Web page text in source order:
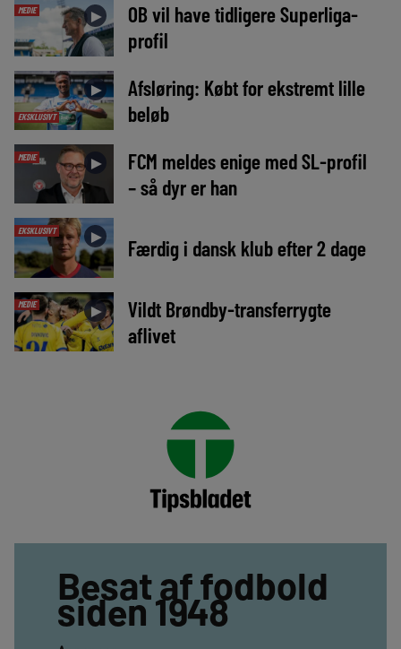
MEDIE ►
OB vil have tidligere Superliga-
profil
EKSKLUSIVT
►
Afsløring: Købt for ekstremt lille
beløb
MEDIE ►
FCM meldes enige med SL-profil
– så dyr er han
EKSKLUSIVT ► Færdig i dansk klub efter 2 dage
MEDIE ►
Vildt Brøndby-transferrygte
aflivet
Besat af fodbold
siden 1948